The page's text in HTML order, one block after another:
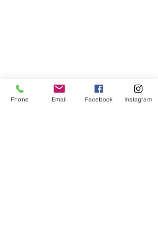
Pensées du jour
Phone Email Facebook Instagram